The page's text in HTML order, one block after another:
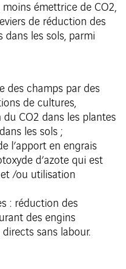
émettrice de CO2,
de réduction des
dans les sols, parmi
des champs par des
de cultures,
CO2 dans les plantes
les sols ;
l’apport en engrais
d’azote qui est
/ou utilisation
: réduction des
des engins
sans labour.